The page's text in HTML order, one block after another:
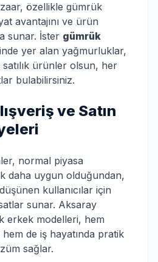
özellikle gümrük
avantajını ve ürün
sunar. İster gümrük
yer alan yağmurluklar,
ürünler olsun, her
bulabilirsiniz.
ve Satın
normal piyasa
daha uygun olduğundan,
kullanıcılar için
sunar. Aksaray
erkek modelleri, hem
de iş hayatında pratik
sağlar.